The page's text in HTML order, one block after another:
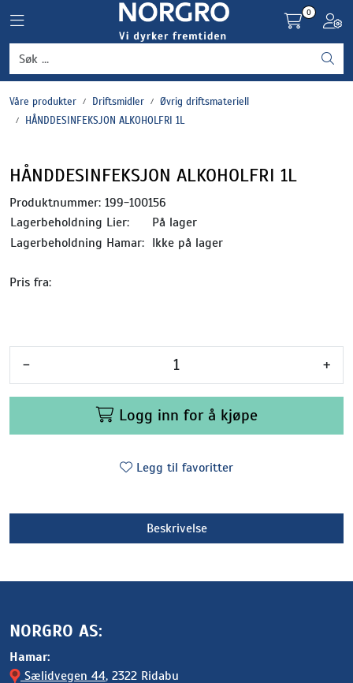
Toggle navigation
0
Våre produkter Driftsmidler
Øvrig driftsmateriell
HÅNDDESINFEKSJON ALKOHOLFRI 1L
HÅNDDESINFEKSJON ALKOHOLFRI 1L
Produktnummer: 199-100156
Lagerbeholdning Lier:
På lager
Lagerbeholdning Hamar: Ikke på lager
Pris fra:
- +
Logg inn for å kjøpe
Legg til favoritter
Beskrivelse
NORGRO AS:
Hamar:
Sælidvegen 44, 2322 Ridabu
Grønnsaker
Settepotet og setteløk
Plantevern og nyttedyr
Blomster, potter og brett
Driftsmidler